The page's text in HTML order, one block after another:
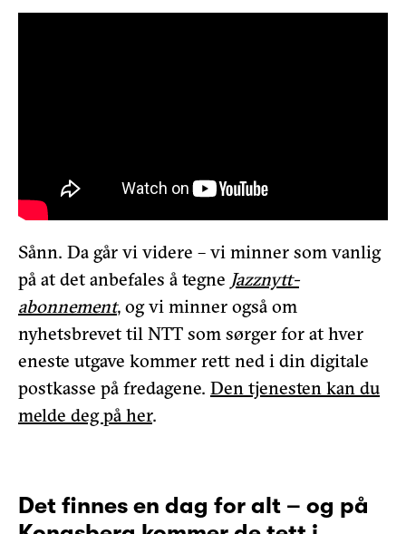
Sånn. Da går vi videre – vi minner som vanlig
på at det anbefales å tegne Jazznytt-
abonnement, og vi minner også om
nyhetsbrevet til NTT som sørger for at hver
eneste utgave kommer rett ned i din digitale
postkasse på fredagene. Den tjenesten kan du
melde deg på her.
Det finnes en dag for alt – og på